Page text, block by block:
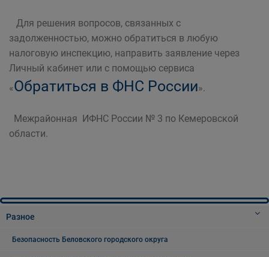
Для решения вопросов, связанных с
задолженностью, можно обратиться в любую
налоговую инспекцию, направить заявление через
Личный кабинет или с помощью сервиса
«Обратиться в ФНС России».
Межрайонная ИФНС России № 3 по Кемеровской
области.
Разное
Безопасность Беловского городского округа